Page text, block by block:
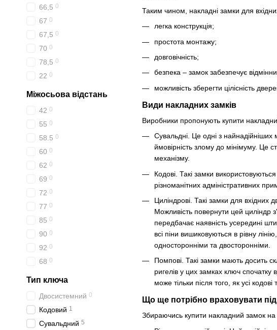
Таким чином, накладні замки для
легка конструкція;
простота монтажу;
довговічність;
безпека – замок забезпечує
можливість зберегти цілісність
Види накладних замків
Виробники пропонують купити
Сувальдні. Це одні з
ймовірність злому до мінімуму. Це
механізму.
Кодові. Такі замки
різноманітних адміністративних
Циліндрові. Такі замки для вхідних
Можливість повернути цей циліндр
передбачає наявність усередині
всі піни вишиковуються в рівну
односторонніми та двосторонніми.
Помпові. Такі замки мають досить
ригелів у цих замках ключ спочатку
може тільки після того, як усі
Що ще потрібно враховувати
Збираючись купити накладний замок на
66,5 0
67 0
67,5 0
70 0
78,5 0
22 0
Міжосьова відстань
42 0
55 0
58.5 0
60 0
62 0
69 0
72 0
77 0
85 0
90 0
92 0
68 0
Тип ключа
Двосистемний 0
Кодовий 1
Сувальдний 5